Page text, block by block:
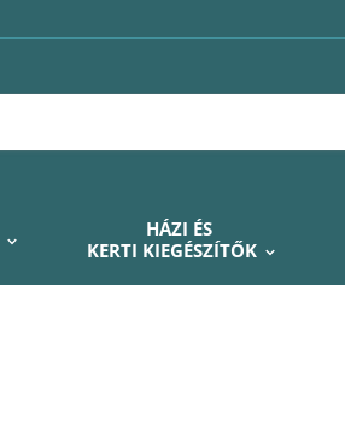
HÁZI ÉS
KERTI KIEGÉSZÍTŐK